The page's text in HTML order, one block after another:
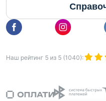
Наш рейтинг 5 из 5 (1040):